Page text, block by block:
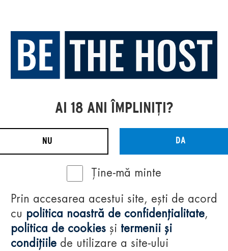
AI 18 ANI ÎMPLINIȚI?
NU DA
Ține-mă minte
Prin accesarea acestui site, ești de acord
cu politica noastră de confidențialitate,
politica de cookies și termenii și
condițiile de utilizare a site-ului